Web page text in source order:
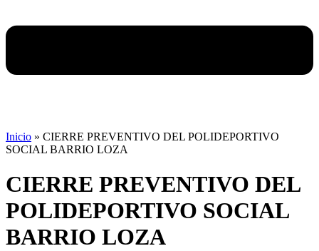
Inicio » CIERRE PREVENTIVO DEL POLIDEPORTIVO
SOCIAL BARRIO LOZA
CIERRE PREVENTIVO DEL
POLIDEPORTIVO SOCIAL
BARRIO LOZA